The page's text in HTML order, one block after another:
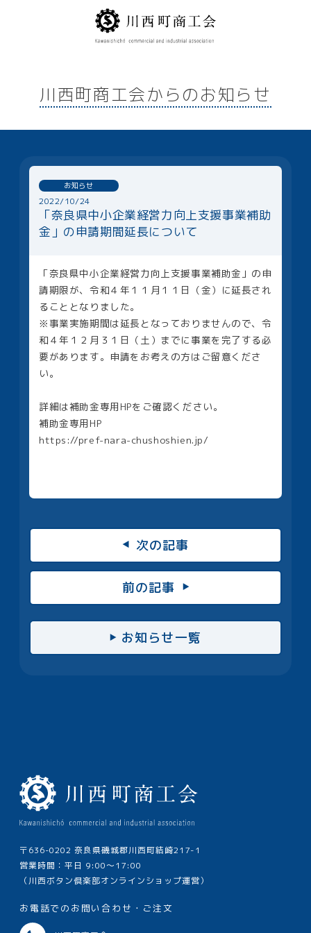
川西町商工会からのお知らせ
2022/10/24
「奈良県中小企業経営力向上支援事業補助
金」の申請期間延長について
お知らせ
「奈良県中小企業経営力向上支援事業補助金」の申
請期限が、令和４年１１月１１日（金）に延長され
ることとなりました。
※事業実施期間は延長となっておりませんので、令
和４年１２月３１日（土）までに事業を完了する必
要があります。申請をお考えの方はご留意くださ
い。
詳細は補助金専用HPをご確認ください。
補助金専用HP
https://pref-nara-chushoshien.jp/
次の記事
お知らせ一覧
前の記事
〒636-0202 奈良県磯城郡川西町結崎217-1
営業時間：平日 9:00～17:00
（川西ボタン倶楽部オンラインショップ運営）
お電話でのお問い合わせ・ご注文